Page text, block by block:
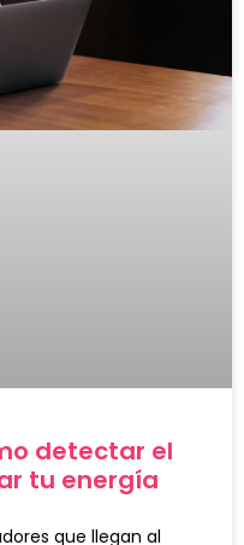
detectar el
tu energía
que llegan al